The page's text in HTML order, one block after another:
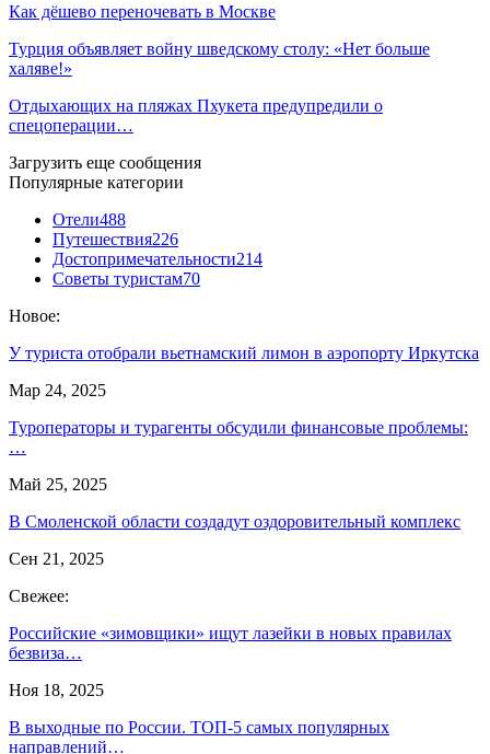
Как дёшево переночевать в Москве
Турция объявляет войну шведскому столу: «Нет больше
халяве!»
Отдыхающих на пляжах Пхукета предупредили о
спецоперации…
Загрузить еще сообщения
Популярные категории
Отели488
Путешествия226
Достопримечательности214
Советы туристам70
Новое:
У туриста отобрали вьетнамский лимон в аэропорту Иркутска
Мар 24, 2025
Туроператоры и турагенты обсудили финансовые проблемы:
…
Май 25, 2025
В Смоленской области создадут оздоровительный комплекс
Сен 21, 2025
Свежее:
Российские «зимовщики» ищут лазейки в новых правилах
безвиза…
Ноя 18, 2025
В выходные по России. ТОП-5 самых популярных
направлений…